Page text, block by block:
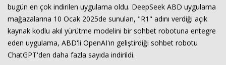
bugün en çok indirilen uygulama oldu. DeepSeek ABD uygulama
mağazalarına 10 Ocak 2025de sunulan, "R1" adını verdiği açık
kaynak kodlu akıl yürütme modelini bir sohbet robotuna entegre
eden uygulama, ABD'li OpenAI'ın geliştirdiği sohbet robotu
ChatGPT'den daha fazla sayıda indirildi.